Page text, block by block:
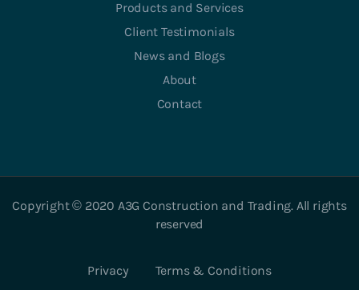
Products and Services
Client Testimonials
News and Blogs
About
Contact
Copyright © 2020 A3G Construction and Trading. All rights
reserved
Privacy Terms & Conditions